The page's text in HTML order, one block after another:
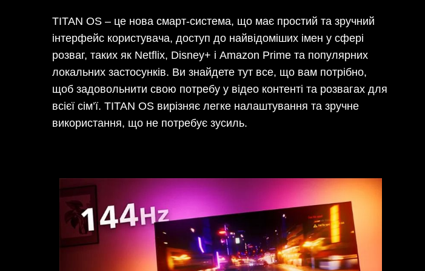
TITAN OS – це нова смарт-система, що має простий та зручний
інтерфейс користувача, доступ до найвідоміших імен у сфері
розваг, таких як Netflix, Disney+ і Amazon Prime та популярних
локальних застосунків. Ви знайдете тут все, що вам потрібно,
щоб задовольнити свою потребу у відео контенті та розвагах для
всієї сім’ї. TITAN OS вирізняє легке налаштування та зручне
використання, що не потребує зусиль.